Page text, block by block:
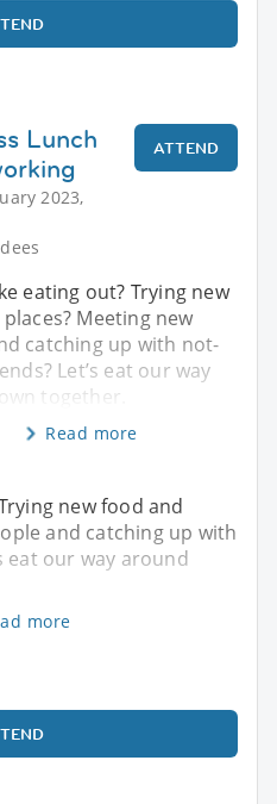
Lunch
2023,
ATTEND
eating out? Trying new
Meeting new
catching up with not-
Let’s eat our way
together.
Read more
new food and
and catching up with
eat our way around
more